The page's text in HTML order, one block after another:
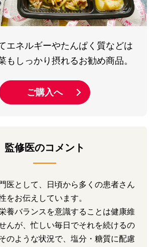
エネルギーやたんぱく質などは
もしっかり摂れるお勧め商品。
ご購入へ
監修医のコメント
医として、日頃から多くの患者さん
をお伝えしています。
養バランスを意識することは健康維
んが、忙しい毎日でそれを続けるの
のような状況で、塩分・糖質に配慮